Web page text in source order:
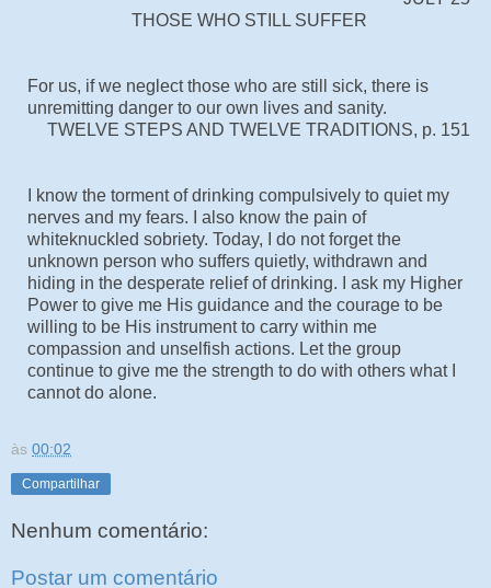
THOSE WHO STILL SUFFER
For us, if we neglect those who are still sick, there is
unremitting danger to our own lives and sanity.
TWELVE STEPS AND TWELVE TRADITIONS, p. 151
I know the torment of drinking compulsively to quiet my
nerves and my fears. I also know the pain of
whiteknuckled sobriety. Today, I do not forget the
unknown person who suffers quietly, withdrawn and
hiding in the desperate relief of drinking. I ask my Higher
Power to give me His guidance and the courage to be
willing to be His instrument to carry within me
compassion and unselfish actions. Let the group
continue to give me the strength to do with others what I
cannot do alone.
às 00:02
Compartilhar
Nenhum comentário:
Postar um comentário